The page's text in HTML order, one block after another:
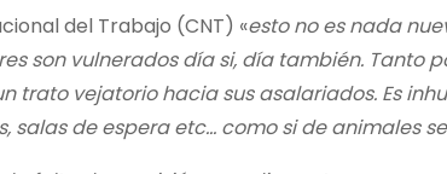
del Trabajo (CNT) «esto no es nada
son vulnerados día si, día también. Tanto
trato vejatorio hacia sus asalariados. Es
salas de espera etc… como si de animales